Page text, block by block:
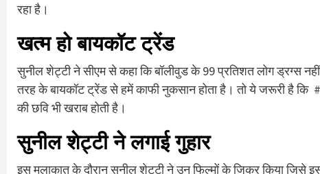
रहा है।
खत्म हो बायकॉट ट्रेंड
सुनील शेट्टी ने सीएम से कहा कि बॉलीवुड के 99 प्रतिशत लोग ड्रग्स
तरह के बायकॉट ट्रेंड से हमें काफी नुकसान होता है। तो ये जरूरी है
की छवि भी खराब होती है।
सुनील शेट्टी ने लगाई गुहार
इस मुलाकात के दौरान सुनील शेट्टी ने उन फिल्मों के जिक्र किया जिसे